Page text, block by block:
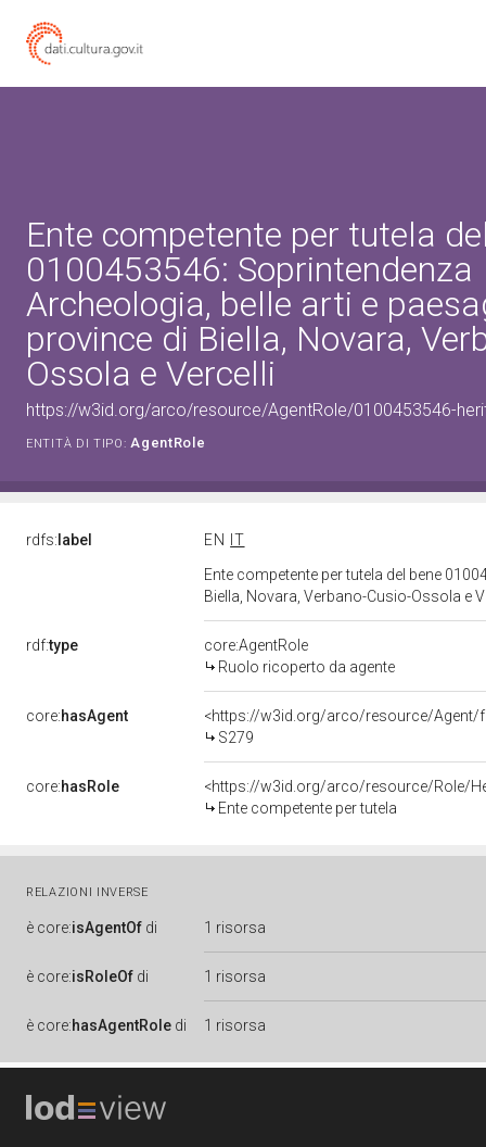
Ente competente per tutela
0100453546: Soprintendenza
Archeologia, belle arti e
province di Biella, Novara,
Ossola e Vercelli
https://w3id.org/arco/resource/AgentRole/0100453546-
ENTITÀ DI TIPO: AgentRole
rdfs: label EN
IT
Ente competente per tutela del bene
Biella, Novara, Verbano-Cusio-Ossola e
rdf:type
core:AgentRole
Ruolo ricoperto da agente
core:hasAgent
<https://w3id.org/arco/resource/Agent/
S279
core:hasRole
<https://w3id.org/arco/resource/Role/
Ente competente per tutela
RELAZIONI INVERSE
è core:isAgentOf di 1 risorsa
è core:isRoleOf di 1 risorsa
è core:hasAgentRole di 1 risorsa